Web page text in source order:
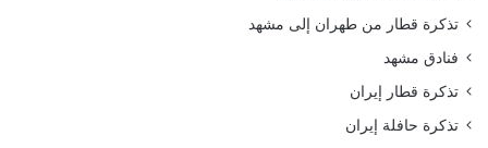
تذكرة قطار من طهران إلى مشهد
فنادق مشهد
تذكرة قطار إيران
تذكرة حافلة إيران